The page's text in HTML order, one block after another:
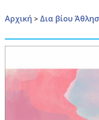
Αρχική > Δια βίου